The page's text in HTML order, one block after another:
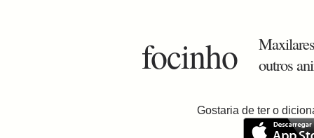
focinho
outros
Gostaria de ter o